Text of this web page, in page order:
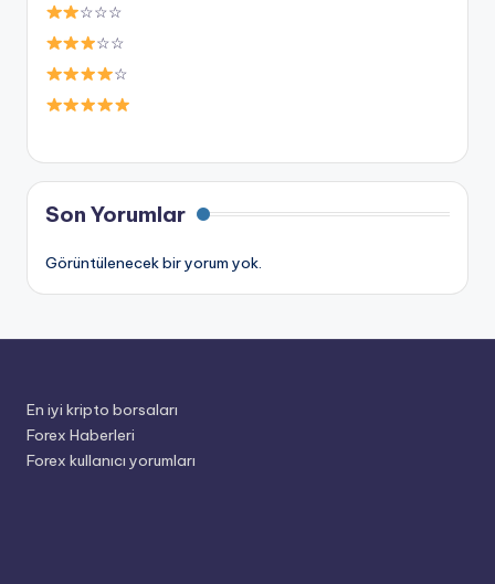
☆☆☆
☆☆
☆
Son Yorumlar
Görüntülenecek bir yorum yok.
En iyi kripto borsaları
Forex Haberleri
Forex kullanıcı yorumları